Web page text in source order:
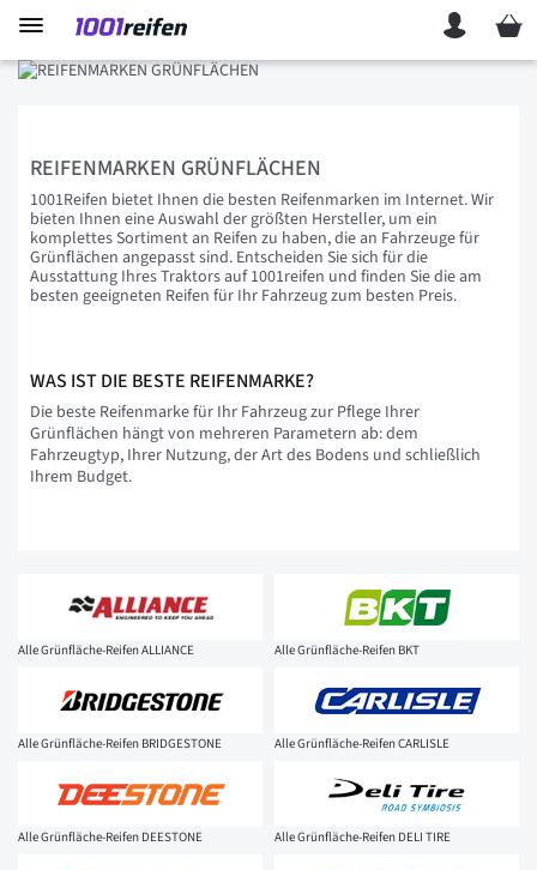
Mein
REIFENMARKEN GRÜNFLÄCHEN
1001Reifen bietet Ihnen die besten Reifenmarken im Internet. Wir
bieten Ihnen eine Auswahl der größten Hersteller, um ein
komplettes Sortiment an Reifen zu haben, die an Fahrzeuge für
Grünflächen angepasst sind. Entscheiden Sie sich für die
Ausstattung Ihres Traktors auf 1001reifen und finden Sie die am
besten geeigneten Reifen für Ihr Fahrzeug zum besten Preis.
WAS IST DIE BESTE REIFENMARKE?
Die beste Reifenmarke für Ihr Fahrzeug zur Pflege Ihrer
Grünflächen hängt von mehreren Parametern ab: dem
Fahrzeugtyp, Ihrer Nutzung, der Art des Bodens und schließlich
Ihrem Budget.
Alle Grünfläche-Reifen ALLIANCE Alle Grünfläche-Reifen BKT
Alle Grünfläche-Reifen BRIDGESTONE Alle Grünfläche-Reifen CARLISLE
Alle Grünfläche-Reifen DEESTONE Alle Grünfläche-Reifen DELI TIRE